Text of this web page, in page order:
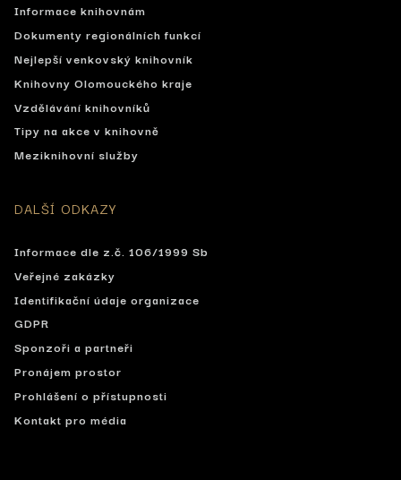
Informace knihovnám
Dokumenty regionálních funkcí
Nejlepší venkovský knihovník
Knihovny Olomouckého kraje
Vzdělávání knihovníků
Tipy na akce v knihovně
Meziknihovní služby
DALŠÍ ODKAZY
Informace dle z.č. 106/1999 Sb
Veřejné zakázky
Identifikační údaje organizace
GDPR
Sponzoři a partneři
Pronájem prostor
Prohlášení o přístupnosti
Kontakt pro média